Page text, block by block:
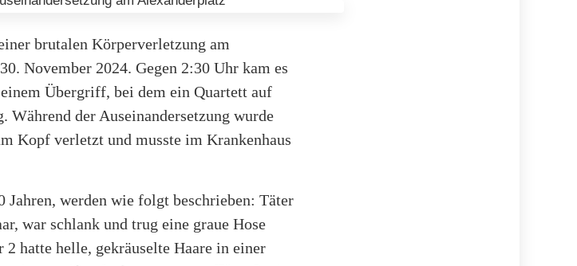
brutalen Körperverletzung am
November 2024. Gegen 2:30 Uhr kam es
Übergriff, bei dem ein Quartett auf
Während der Auseinandersetzung wurde
Kopf verletzt und musste im Krankenhaus
Jahren, werden wie folgt beschrieben: Täter
war schlank und trug eine graue Hose
2 hatte helle, gekräuselte Haare in einer